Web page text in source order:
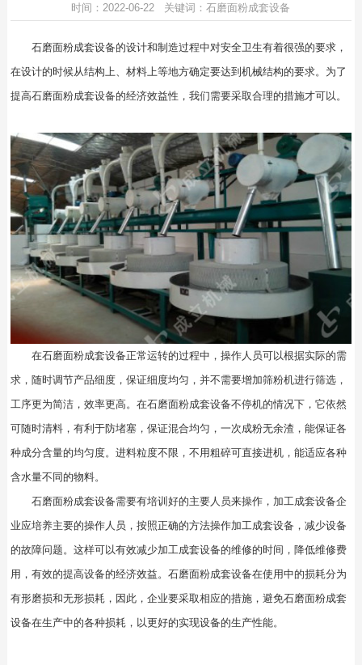
时间：2022-06-22 关键词：石磨面粉成套设备
石磨面粉成套设备的设计和制造过程中对安全卫生有着很强的要求，
在设计的时候从结构上、材料上等地方确定要达到机械结构的要求。为了
提高石磨面粉成套设备的经济效益性，我们需要采取合理的措施才可以。
在石磨面粉成套设备正常运转的过程中，操作人员可以根据实际的需
求，随时调节产品细度，保证细度均匀，并不需要增加筛粉机进行筛选，
工序更为简洁，效率更高。在石磨面粉成套设备不停机的情况下，它依然
可随时清料，有利于防堵塞，保证混合均匀，一次成粉无余渣，能保证各
种成分含量的均匀度。进料粒度不限，不用粗碎可直接进机，能适应各种
含水量不同的物料。
石磨面粉成套设备需要有培训好的主要人员来操作，加工成套设备企
业应培养主要的操作人员，按照正确的方法操作加工成套设备，减少设备
的故障问题。这样可以有效减少加工成套设备的维修的时间，降低维修费
用，有效的提高设备的经济效益。石磨面粉成套设备在使用中的损耗分为
有形磨损和无形损耗，因此，企业要采取相应的措施，避免石磨面粉成套
设备在生产中的各种损耗，以更好的实现设备的生产性能。